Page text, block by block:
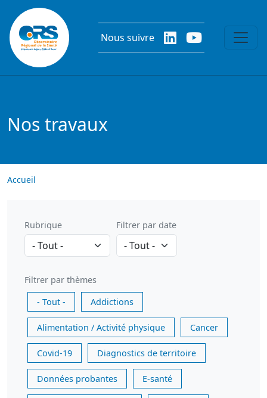
Aller au contenu principal
Nous suivre
Nos travaux
Accueil
Rubrique Filtrer par date
Filtrer par thèmes
- Tout -
Addictions
Alimentation / Activité physique Cancer
Covid-19 Diagnostics de territoire
Données probantes E-santé